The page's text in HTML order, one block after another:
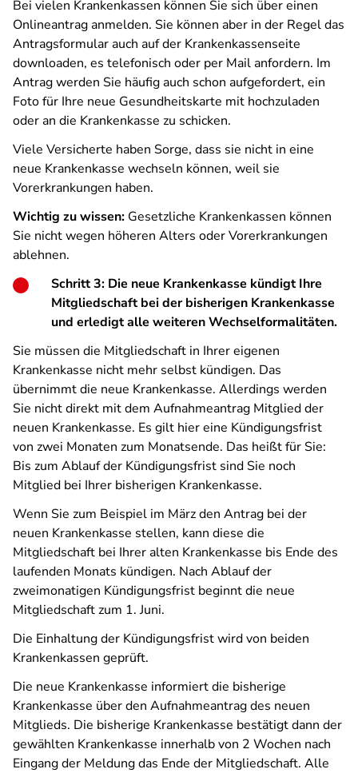
Bei vielen Krankenkassen können Sie sich über einen
Onlineantrag anmelden. Sie können aber in der Regel das
Antragsformular auch auf der Krankenkassenseite
downloaden, es telefonisch oder per Mail anfordern. Im
Antrag werden Sie häufig auch schon aufgefordert, ein
Foto für Ihre neue Gesundheitskarte mit hochzuladen
oder an die Krankenkasse zu schicken.
Viele Versicherte haben Sorge, dass sie nicht in eine
neue Krankenkasse wechseln können, weil sie
Vorerkrankungen haben.
Wichtig zu wissen: Gesetzliche Krankenkassen können
Sie nicht wegen höheren Alters oder Vorerkrankungen
ablehnen.
Schritt 3: Die neue Krankenkasse kündigt Ihre
Mitgliedschaft bei der bisherigen Krankenkasse
und erledigt alle weiteren Wechselformalitäten.
Sie müssen die Mitgliedschaft in Ihrer eigenen
Krankenkasse nicht mehr selbst kündigen. Das
übernimmt die neue Krankenkasse. Allerdings werden
Sie nicht direkt mit dem Aufnahmeantrag Mitglied der
neuen Krankenkasse. Es gilt hier eine Kündigungsfrist
von zwei Monaten zum Monatsende. Das heißt für Sie:
Bis zum Ablauf der Kündigungsfrist sind Sie noch
Mitglied bei Ihrer bisherigen Krankenkasse.
Wenn Sie zum Beispiel im März den Antrag bei der
neuen Krankenkasse stellen, kann diese die
Mitgliedschaft bei Ihrer alten Krankenkasse bis Ende des
laufenden Monats kündigen. Nach Ablauf der
zweimonatigen Kündigungsfrist beginnt die neue
Mitgliedschaft zum 1. Juni.
Die Einhaltung der Kündigungsfrist wird von beiden
Krankenkassen geprüft.
Die neue Krankenkasse informiert die bisherige
Krankenkasse über den Aufnahmeantrag des neuen
Mitglieds. Die bisherige Krankenkasse bestätigt dann der
gewählten Krankenkasse innerhalb von 2 Wochen nach
Eingang der Meldung das Ende der Mitgliedschaft. Alle